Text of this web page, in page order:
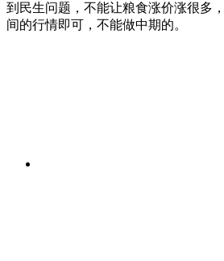
到民生问题，不能让粮食涨价涨很多
间的行情即可，不能做中期的。